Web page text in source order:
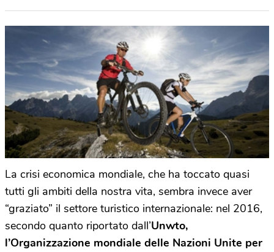
La crisi economica mondiale, che ha toccato quasi
tutti gli ambiti della nostra vita, sembra invece aver
“graziato” il settore turistico internazionale: nel 2016,
secondo quanto riportato dall’Unwto,
l’Organizzazione mondiale delle Nazioni Unite per